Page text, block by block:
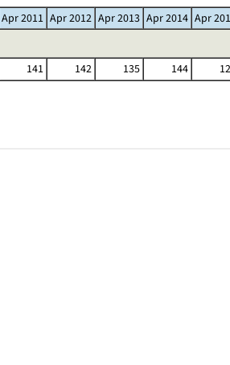
Apr 2011 Apr 2012 Apr 2013 Apr 2014 Apr
141 142 135 144